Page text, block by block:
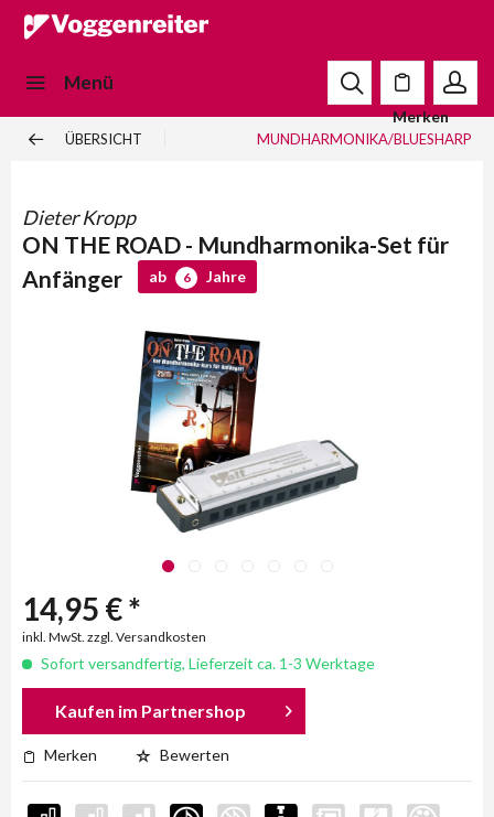
Menü
Merken
ÜBERSICHT MUNDHARMONIKA/BLUESHARP
Dieter Kropp
ON THE ROAD - Mundharmonika-Set für
Anfänger
ab 6 Jahre
14,95 € *
inkl. MwSt. zzgl. Versandkosten
Sofort versandfertig, Lieferzeit ca. 1-3 Werktage
Kaufen im Partnershop
Merken Bewerten